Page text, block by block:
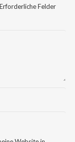
Erforderliche Felder